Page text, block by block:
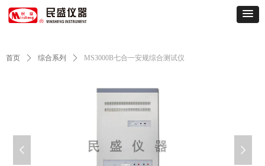
首页 ꄲ 综合系列 ꄲ MS3000B七合一安规综合测试仪
넳 넲